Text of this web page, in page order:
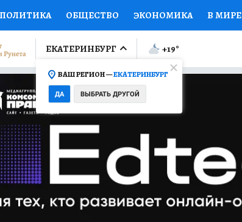
ПОЛИТИКА ОБЩЕСТВО ЭКОНОМИКА В МИРЕ
КОЛУМНИСТЫ ПРОИСШЕСТВИЯ
ОТКРЫВАЕМ МИР Я ЗНАЮ СЕМЬЯ
ПРОМОКОДЫ СЕРИАЛЫ
КОЛЛЕКЦИИ КОНКУРСЫ
ЕКАТЕРИНБУРГ
ВАШ РЕГИОН —ЕКАТЕРИНБУРГ
ДА ВЫБРАТЬ ДРУГОЙ
+19°